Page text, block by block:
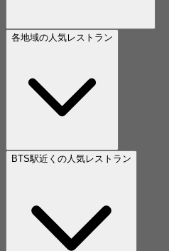
各地域の人気レストラン
BTS駅近くの人気レストラン